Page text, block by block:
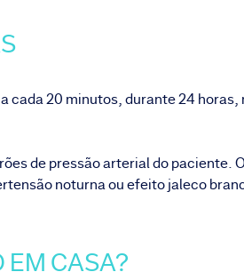
cada 20 minutos, durante 24 horas,
de pressão arterial do paciente.
noturna ou efeito jaleco
EM CASA?